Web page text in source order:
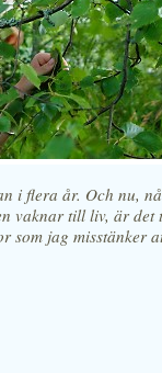
i flera år. Och nu,
vaknar till liv, är det
som jag misstänker